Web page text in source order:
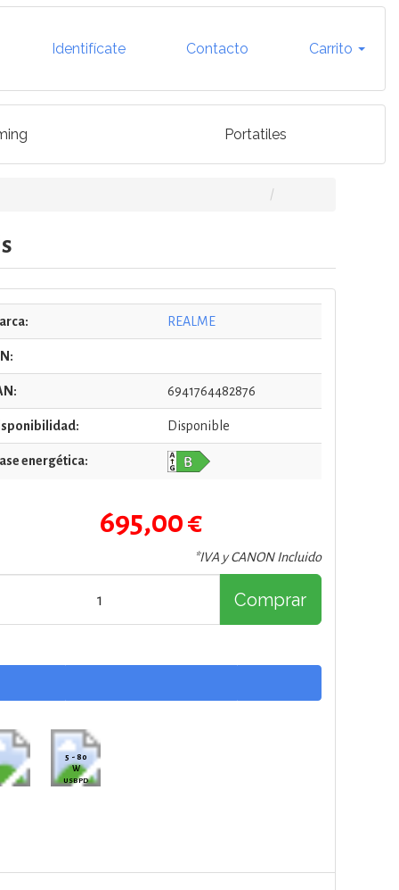
Identifícate Contacto Carrito
Portatiles
REALME
6941764482876
Disponible
energética:
695,00 €
*IVA y CANON Incluido
Comprar
5 - 80
W
USB PD